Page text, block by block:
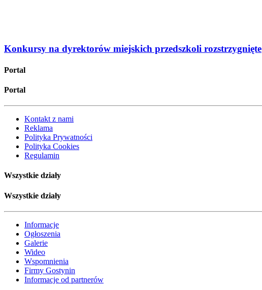
Konkursy na dyrektorów miejskich przedszkoli rozstrzygnięte
Portal
Portal
Kontakt z nami
Reklama
Polityka Prywatności
Polityka Cookies
Regulamin
Wszystkie działy
Wszystkie działy
Informacje
Ogłoszenia
Galerie
Wideo
Wspomnienia
Firmy Gostynin
Informacje od partnerów